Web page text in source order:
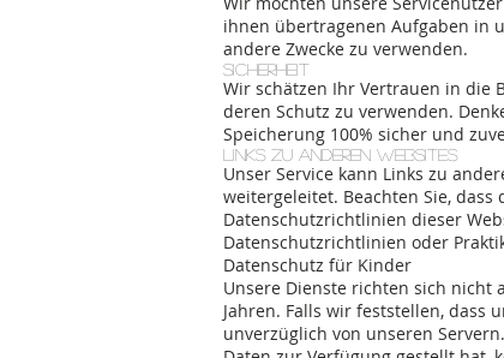
ihnen übertragenen Aufgaben in
andere Zwecke zu verwenden.
Sicherheit
Wir schätzen Ihr Vertrauen in die
deren Schutz zu verwenden.
Speicherung 100% sicher und
Links zu anderen Websites
Unser Service kann Links zu
weitergeleitet. Beachten Sie,
Datenschutzrichtlinien dieser
Datenschutzrichtlinien oder
Datenschutz für Kinder
Unsere Dienste richten sich nicht
Jahren. Falls wir feststellen, dass
unverzüglich von unseren